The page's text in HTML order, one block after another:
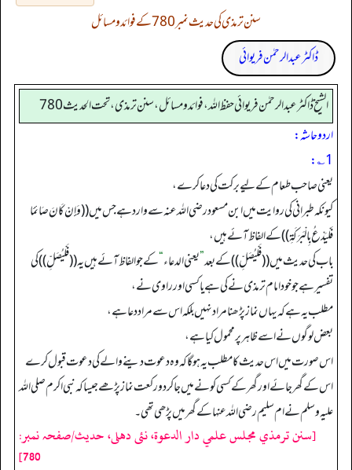
سنن ترمذی کی حدیث نمبر 780 کے فوائد و مسائل
ڈاکٹر عبدالرحمٰن فریوائی
الشیخ ڈاکٹر عبد الرحمٰن فریوائی حفظ اللہ، فوائد و مسائل، سنن ترمذی، تحت الحديث 780
اردو حاشہ:
1؎:
یعنی صاحب طعام کے لیے برکت کی دعا کرے،
کیو نکہ طبرانی کی روایت میں ابن مسعود رضی اللہ عنہ سے واردہے جس میں ((وَإِنْ كَانَ صَائِمََا
فَلْيَدْعُ بِالْبَرَكَةِ)) کے الفاظ آئے ہیں،
باب کی حدیث میں ((فَلْیُصَلِّ)) کے بعد”يعني الدعاء“کے جو الفاظ آئے ہیں یہ ((فَلْیُصَلِّ)) کی
تفسیر ہے جو خود امام ترمذی نے کی ہے یا کسی اور راوی نے،
مطلب یہ ہے کہ یہاں نماز پڑھنا مراد نہیں بلکہ اس سے مراد دعا ہے،
بعض لوگوں نے اسے ظاہر پر محمول کیا ہے،
اس صورت میں اس حدیث کا مطلب یہ ہو گا کہ وہ دعوت دینے والے کی دعوت قبول کرے
اس کے گھر جائے اور گھر کے کسی کونے میں جا کر دو رکعت نماز پڑھے جیسا کہ نبی اکرم صلی اللہ
علیہ وسلم نے ام سلیم رضی اللہ عنہا کے گھر میں پڑھی تھی۔
[سنن ترمذي مجلس علمي دار الدعوة، نئى دهلى، حدیث/صفحہ نمبر:
780]